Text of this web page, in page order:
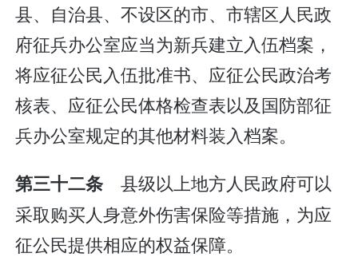
县、自治县、不设区的市、市辖区人民政
府征兵办公室应当为新兵建立入伍档案，
将应征公民入伍批准书、应征公民政治考
核表、应征公民体格检查表以及国防部征
兵办公室规定的其他材料装入档案。
第三十二条 县级以上地方人民政府可以
采取购买人身意外伤害保险等措施，为应
征公民提供相应的权益保障。